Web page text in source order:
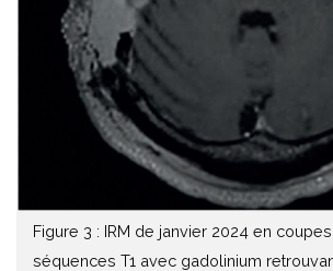
Figure 3 : IRM de janvier 2024 en
séquences T1 avec gadolinium